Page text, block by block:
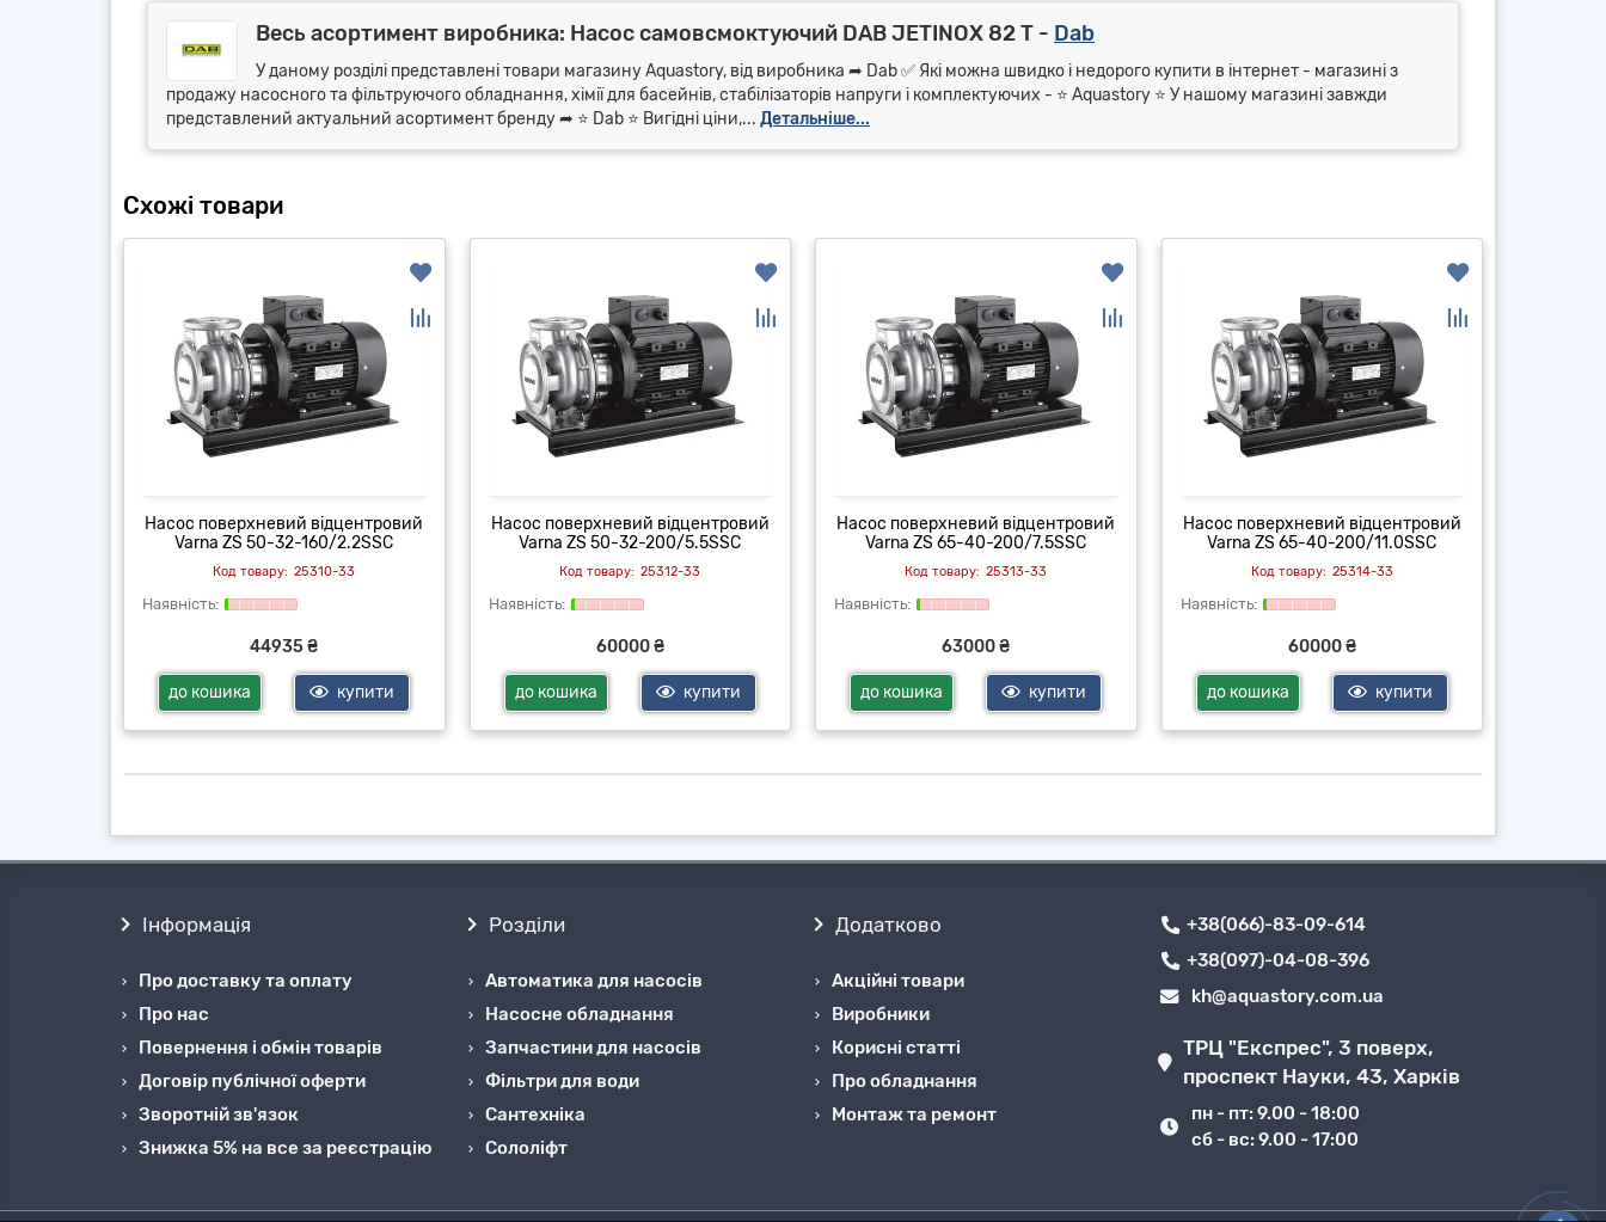
Весь асортимент виробника: Насос самовсмоктуючий DAB JETINOX 82 T - Dab
У даному розділі представлені товари магазину Aquastory, від виробника ➦ Dab ✅ Які можна швидко і недорого купити в інтернет - магазині з
продажу насосного та фільтруючого обладнання, хімії для басейнів, стабілізаторів напруги і комплектуючих - ⭐ Aquastory ⭐ У нашому магазині завжди
представлений актуальний асортимент бренду ➦ ⭐ Dab ⭐ Вигідні ціни,... Детальніше...
Схожі товари
Насос поверхневий відцентровий
Varna ZS 50-32-160/2.2SSC
25310-33
44935 ₴
до кошика купити
Насос поверхневий відцентровий
Varna ZS 50-32-200/5.5SSC
25312-33
60000 ₴
до кошика купити
Насос поверхневий відцентровий
Varna ZS 65-40-200/7.5SSC
25313-33
63000 ₴
до кошика купити
Насос поверхневий відцентровий
Varna ZS 65-40-200/11.0SSC
25314-33
60000 ₴
до кошика купити
Інформація
Про доставку та оплату
Про нас
Повернення і обмін товарів
Договір публічної оферти
Зворотній зв'язок
Знижка 5% на все за реєстрацію
Розділи
Автоматика для насосів
Насосне обладнання
Запчастини для насосів
Фільтри для води
Сантехніка
Cололіфт
Додатково
Акційні товари
Виробники
Корисні статті
Про обладнання
Монтаж та ремонт
+38(066)-83-09-614
+38(097)-04-08-396
kh@aquastory.com.ua
ТРЦ "Експрес", 3 поверх,
проспект Науки, 43, Харків
пн - пт: 9.00 - 18:00
сб - вс: 9.00 - 17:00